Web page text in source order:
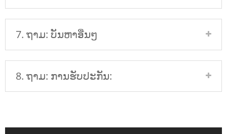
7. ຖາມ: ບັນຫາອື່ນໆ
8. ຖາມ: ການຮັບປະກັນ: